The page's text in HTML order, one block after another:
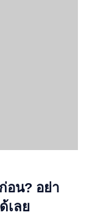
อน? อย่า
เลย